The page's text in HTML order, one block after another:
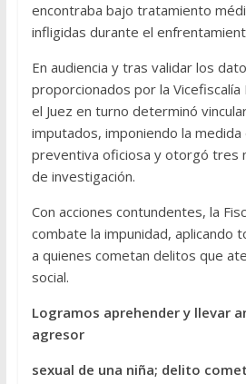
encontraba bajo tratamiento
infligidas durante el
En audiencia y tras validar los
proporcionados por la Vicefiscalía
el Juez en turno determinó
imputados, imponiendo la
preventiva oficiosa y otorgó tres
de investigación.
Con acciones contundentes, la
combate la impunidad, aplicando
a quienes cometan delitos que
social.
Logramos aprehender y llevar
agresor
sexual de una niña; delito